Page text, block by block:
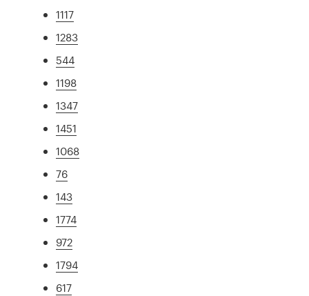
1117
1283
544
1198
1347
1451
1068
76
143
1774
972
1794
617